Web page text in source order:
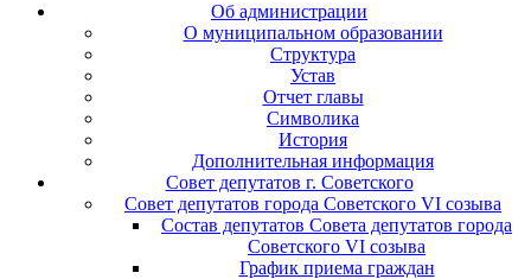
Об администрации
О муниципальном образовании
Структура
Устав
Отчет главы
Символика
История
Дополнительная информация
Совет депутатов г. Советского
Совет депутатов города Советского VI созыва
Состав депутатов Совета депутатов города
Советского VI созыва
График приема граждан